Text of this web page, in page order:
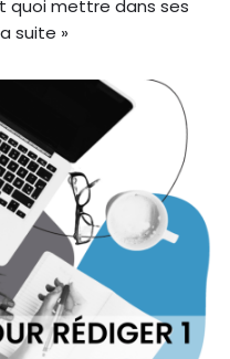
quoi mettre dans ses
suite »